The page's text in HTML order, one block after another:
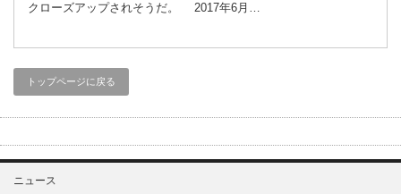
クローズアップされそうだ。 2017年6月…
トップページに戻る
ニュース